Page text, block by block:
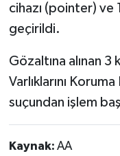
cihazı (pointer) ve
geçirildi.
Gözaltına alınan
Varlıklarını
suçundan işlem
Kaynak: AA